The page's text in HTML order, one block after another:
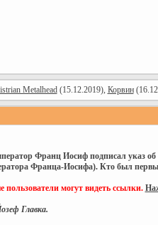
Metalhead(15.12.2019), Корвин
Франц Иосиф подписал указ
Франца-Иосифа). Кто был
пользователи могут видеть ссылки.
Главка.